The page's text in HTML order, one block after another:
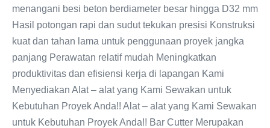
menangani besi beton berdiameter besar hingga D32 mm
Hasil potongan rapi dan sudut tekukan presisi Konstruksi
kuat dan tahan lama untuk penggunaan proyek jangka
panjang Perawatan relatif mudah Meningkatkan
produktivitas dan efisiensi kerja di lapangan Kami
Menyediakan Alat – alat yang Kami Sewakan untuk
Kebutuhan Proyek Anda!! Alat – alat yang Kami Sewakan
untuk Kebutuhan Proyek Anda!! Bar Cutter Merupakan